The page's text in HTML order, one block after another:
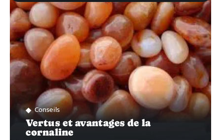
Conseils
Vertus et avantages de la
cornaline